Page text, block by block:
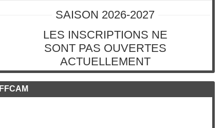
SAISON 2026-2027
LES INSCRIPTIONS NE
SONT PAS OUVERTES
ACTUELLEMENT
FFCAM